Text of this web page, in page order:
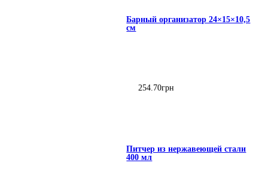
Барный организатор 24×15×10,5
см
254.70грн
Питчер из нержавеющей стали
400 мл